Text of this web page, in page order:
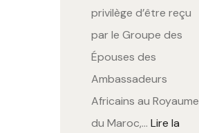
privilège d’être reçu
par le Groupe des
Épouses des
Ambassadeurs
Africains au Royaume
du Maroc,… Lire la